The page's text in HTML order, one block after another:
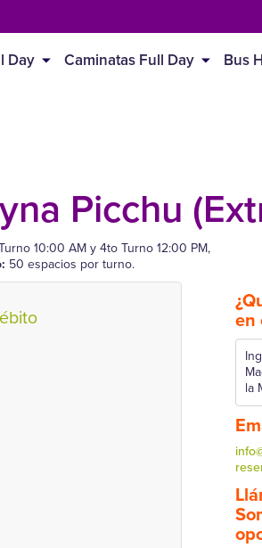
Day Caminatas Full Day Bus
Picchu
10:00 AM y 4to Turno 12:00 PM,
50 espacios por turno.
en
la